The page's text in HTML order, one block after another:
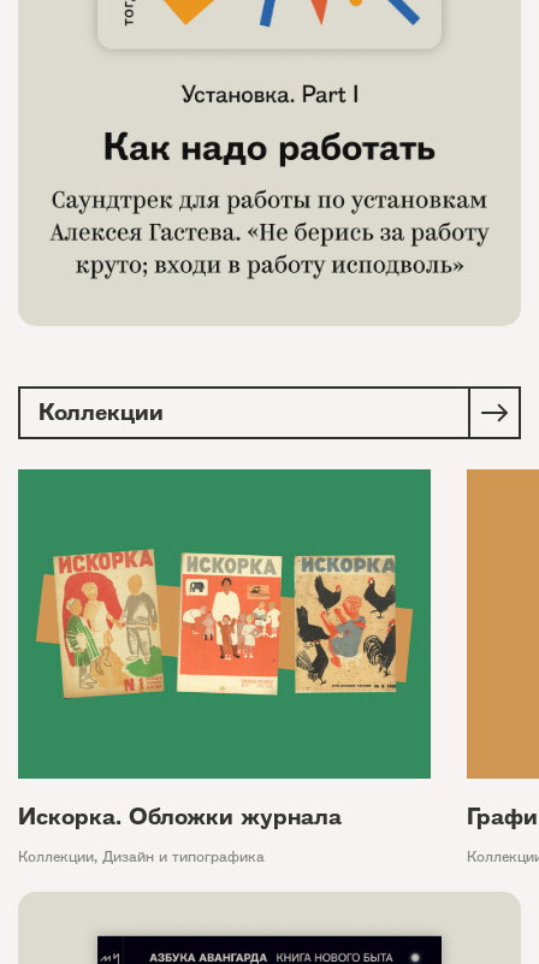
Коллекции
Искорка. Обложки журнала
Коллекции, Дизайн и типографика